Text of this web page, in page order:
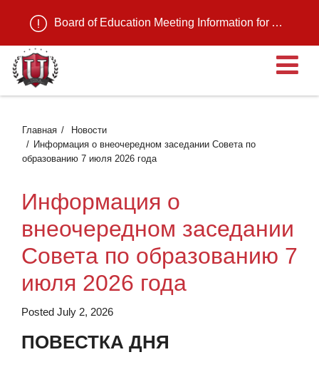
Board of Education Meeting Information for August 11, 2026
Главная
Новости
Информация о внеочередном заседании Совета по
образованию 7 июля 2026 года
Информация о
внеочередном заседании
Совета по образованию 7
июля 2026 года
Posted July 2, 2026
ПОВЕСТКА ДНЯ